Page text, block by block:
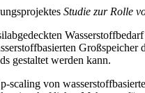
Studie zur Rolle
gestaltet werden kann.
scaling von